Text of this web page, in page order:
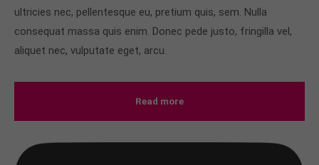
ultricies nec, pellentesque eu, pretium quis, sem. Nulla
consequat massa quis enim. Donec pede justo, fringilla vel,
aliquet nec, vulputate eget, arcu.
Read more